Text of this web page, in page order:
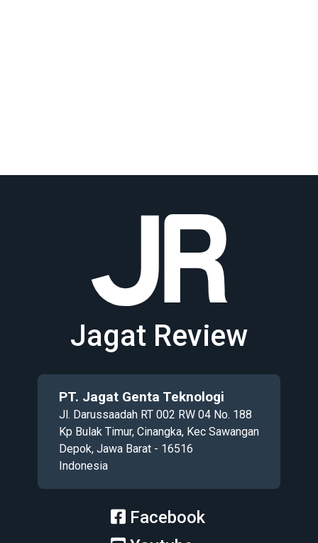
Jagat Review
PT. Jagat Genta Teknologi
Jl. Darussaadah RT 002 RW 04 No. 188
Kp Bulak Timur, Cinangka, Kec Sawangan
Depok, Jawa Barat - 16516
Indonesia
Facebook